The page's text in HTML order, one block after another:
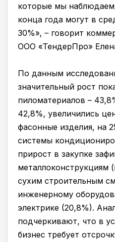
которые мы
конца года могут в
30%», – говорит
ООО «ТендерПро»
По данным
значительный рост
пиломатериалов –
42,8%, увеличились
фасонные изделия, на
системы
прирост в закупке
металлоконструкциям
сухим строительным
инженерному
электрике (20,8%).
подчеркивают, что в
бизнес требует